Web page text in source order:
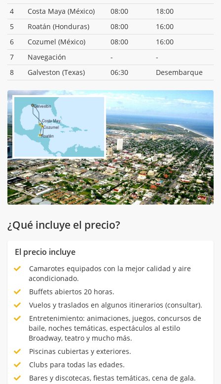
4
Costa Maya (México) 08:00
18:00
5
Roatán (Honduras) 08:00
16:00
6
Cozumel (México) 08:00
16:00
7
Navegación -
-
8
Galveston (Texas) 06:30 Desembarque
¿Qué incluye el precio?
El precio incluye
Camarotes equipados con la mejor calidad y aire
acondicionado.
Buffets abiertos 20 horas.
Vuelos y traslados en algunos itinerarios (consultar).
Entretenimiento: animaciones, juegos, concursos de
baile, noches temáticas, espectáculos al estilo
Broadway, teatro y mucho más.
Piscinas cubiertas y exteriores.
Clubs para todas las edades.
Bares y discotecas, fiestas temáticas, cena de gala.